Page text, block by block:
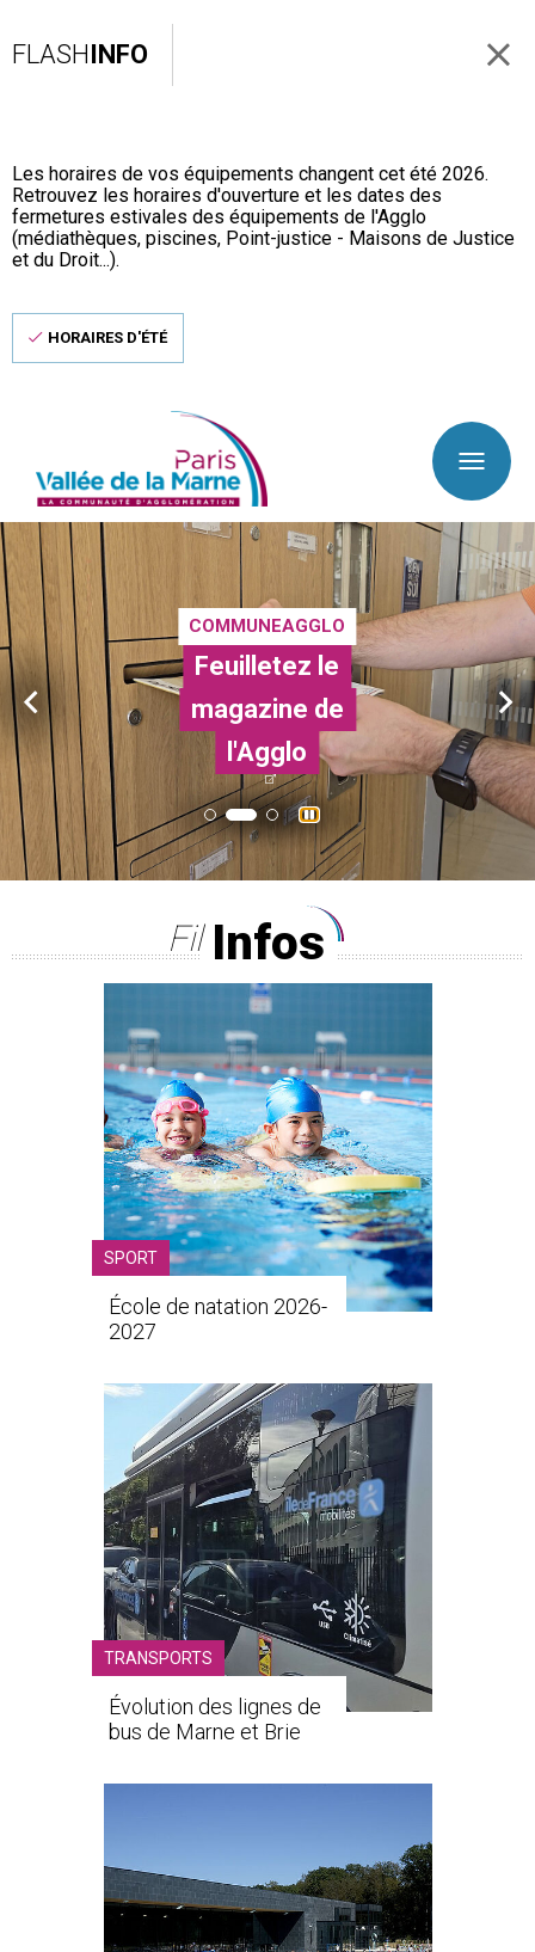
FLASHINFO
Les horaires de vos équipements changent cet été 2026.
Retrouvez les horaires d'ouverture et les dates des
fermetures estivales des équipements de l'Agglo
(médiathèques, piscines, Point-justice - Maisons de Justice
et du Droit...).
HORAIRES D'ÉTÉ
ANIMATIONS
Bel été
COMMUNEAGGLO
Feuilletez le
magazine de
l'Agglo
Retrouvez
toutes les
animations
Fil Infos
SPORT
École de natation 2026-
2027
TRANSPORTS
Évolution des lignes de
bus de Marne et Brie